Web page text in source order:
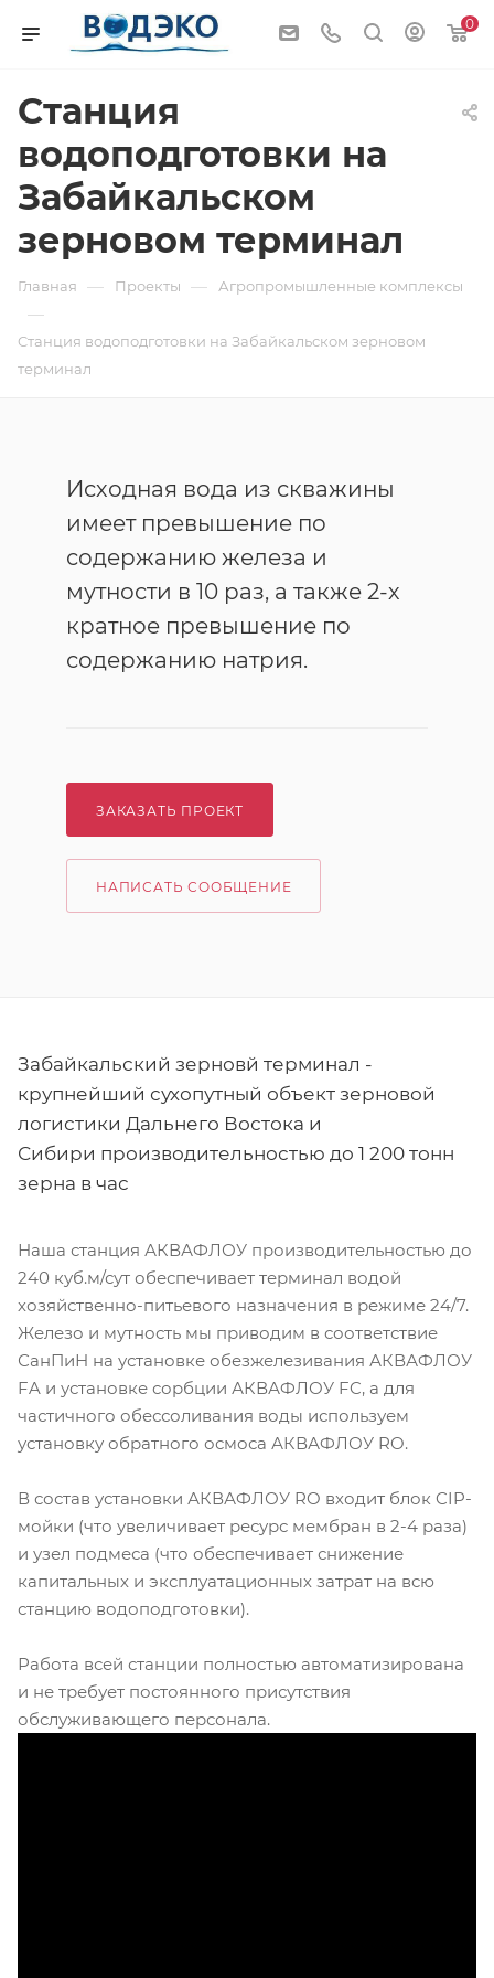
0
Cтанция
водоподготовки на
Забайкальском
зерновом терминал
Главная — Проекты — Агропромышленные комплексы
—
Cтанция водоподготовки на Забайкальском зерновом
терминал
Исходная вода из скважины
имеет превышение по
содержанию железа и
мутности в 10 раз, а также 2-х
кратное превышение по
содержанию натрия.
ЗАКАЗАТЬ ПРОЕКТ
НАПИСАТЬ СООБЩЕНИЕ
Забайкальский зерновй терминал -
крупнейший сухопутный объект зерновой
логистики Дальнего Востока и
Сибири производительностью до 1 200 тонн
зерна в час
Наша станция АКВАФЛОУ производительностью до
240 куб.м/сут обеспечивает терминал водой
хозяйственно-питьевого назначения в режиме 24/7.
Железо и мутность мы приводим в соответствие
СанПиН на установке обезжелезивания АКВАФЛОУ
FA и установке сорбции АКВАФЛОУ FC, а для
частичного обессоливания воды используем
установку обратного осмоса АКВАФЛОУ RO.
В состав установки АКВАФЛОУ RO входит блок CIP-
мойки (что увеличивает ресурс мембран в 2-4 раза)
и узел подмеса (что обеспечивает снижение
капитальных и эксплуатационных затрат на всю
станцию водоподготовки).
Работа всей станции полностью автоматизирована
и не требует постоянного присутствия
обслуживающего персонала.